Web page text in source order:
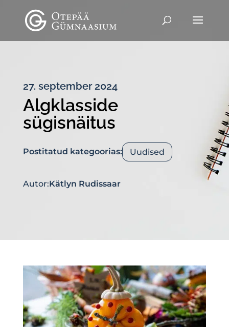
27. september 2024
Algklasside
sügisnäitus
Postitatud kategoorias: Uudised
Autor:Kätlyn Rudissaar